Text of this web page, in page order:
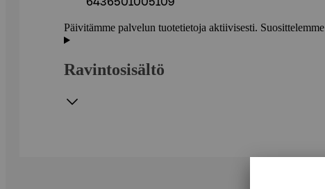
Päivitämme palvelun tuotetietoja aktiivisesti.
Ravintosisältö